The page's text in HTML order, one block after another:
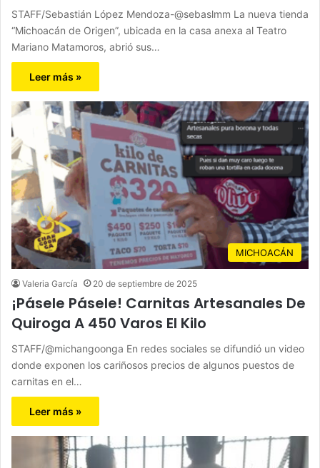
STAFF/Sebastián López Mendoza-@sebaslmm La nueva tienda
“Michoacán de Origen”, ubicada en la casa anexa al Teatro
Mariano Matamoros, abrió sus…
Leer más »
MICHOACÁN
Valeria García 20 de septiembre de 2025
¡Pásele Pásele! Carnitas Artesanales De
Quiroga A 450 Varos El Kilo
STAFF/@michangoonga En redes sociales se difundió un video
donde exponen los cariñosos precios de algunos puestos de
carnitas en el…
Leer más »